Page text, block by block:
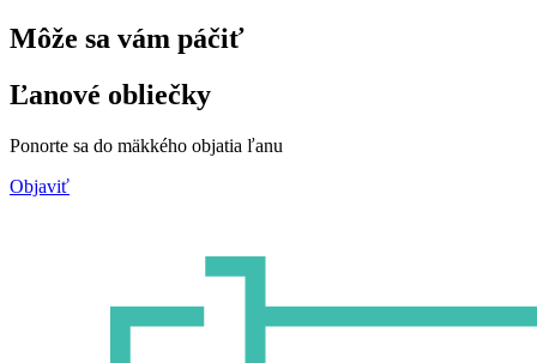
Môže sa vám páčiť
Ľanové obliečky
Ponorte sa do mäkkého objatia ľanu
Objaviť